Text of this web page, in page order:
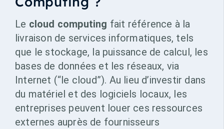
Le cloud computing fait référence à la
livraison de services informatiques, tels
que le stockage, la puissance de calcul, les
bases de données et les réseaux, via
Internet (“le cloud”). Au lieu d’investir dans
du matériel et des logiciels locaux, les
entreprises peuvent louer ces ressources
externes auprès de fournisseurs